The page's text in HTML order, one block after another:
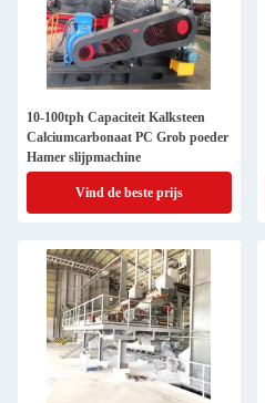
10-100tph Capaciteit Kalksteen
Calciumcarbonaat PC Grob poeder
Hamer slijpmachine
Vind de beste prijs